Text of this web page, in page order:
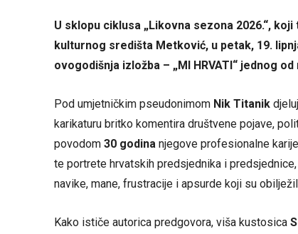
U sklopu ciklusa „Likovna sezona 2026.“,
kulturnog središta Metković, u petak, 19.
ovogodišnja izložba – „MI HRVATI“ jednog
Pod umjetničkim pseudonimom Nik Titanik
karikaturu britko komentira društvene pojave,
povodom 30 godina njegove profesionalne
te portrete hrvatskih predsjednika i
navike, mane, frustracije i apsurde koji su
Kako ističe autorica predgovora, viša kustosica